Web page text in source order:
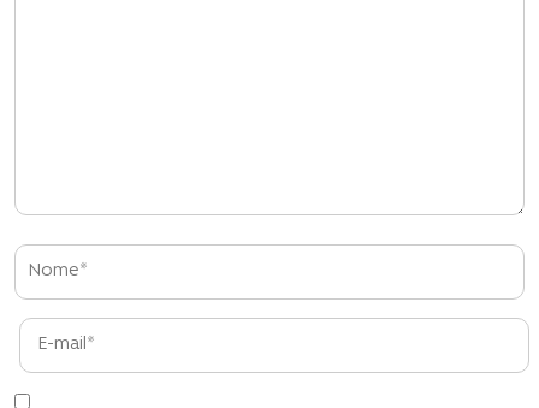
P
o
s
t